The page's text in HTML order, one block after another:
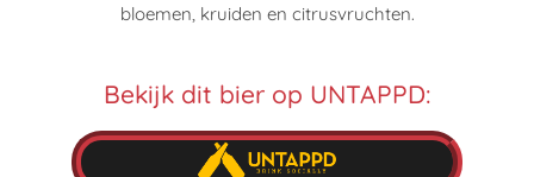
bloemen, kruiden en citrusvruchten.
Bekijk dit bier op UNTAPPD: